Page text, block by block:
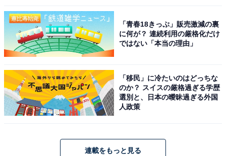
「青春18きっぷ」販売激減の裏
に何が？ 連続利用の厳格化だけ
ではない「本当の理由」
「移民」に冷たいのはどっちな
のか？ スイスの厳格過ぎる学歴
選別と、日本の曖昧過ぎる外国
人政策
連載をもっと見る